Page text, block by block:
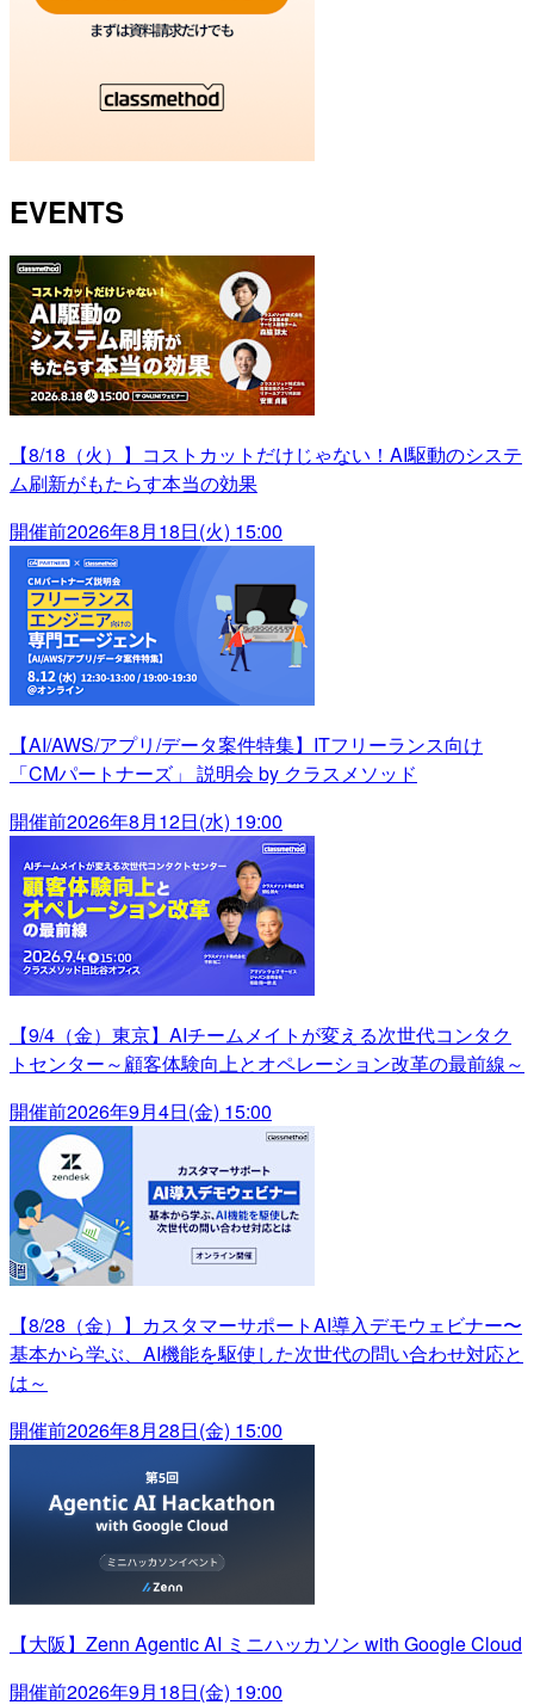
EVENTS
【8/18（火）】コストカットだけじゃない！AI駆動のシステ
ム刷新がもたらす本当の効果
開催前2026年8月18日(火) 15:00
【AI/AWS/アプリ/データ案件特集】ITフリーランス向け
「CMパートナーズ」 説明会 by クラスメソッド
開催前2026年8月12日(水) 19:00
【9/4（金）東京】AIチームメイトが変える次世代コンタク
トセンター～顧客体験向上とオペレーション改革の最前線～
開催前2026年9月4日(金) 15:00
【8/28（金）】カスタマーサポートAI導入デモウェビナー〜
基本から学ぶ、AI機能を駆使した次世代の問い合わせ対応と
は～
開催前2026年8月28日(金) 15:00
【大阪】Zenn Agentic AI ミニハッカソン with Google Cloud
開催前2026年9月18日(金) 19:00